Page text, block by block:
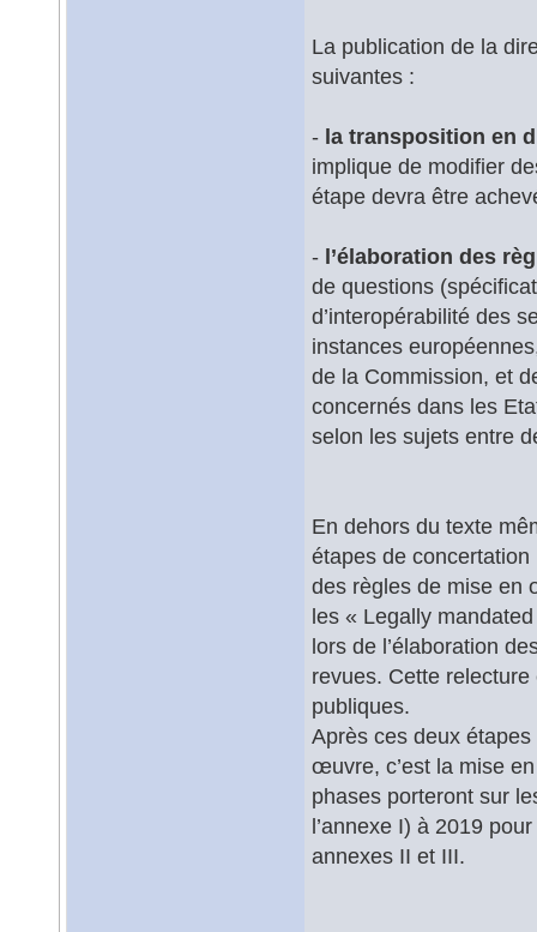
La publication de la
suivantes :
- la transposition en
implique de modifier
étape devra être
- l’élaboration des
de questions
d’interopérabilité des
instances
de la Commission, et
concernés dans les
selon les sujets entre
En dehors du texte
étapes de concertation
des règles de mise en
les « Legally
lors de l’élaboration
revues. Cette
publiques.
Après ces deux
œuvre, c’est la mise
phases porteront sur
l’annexe I) à 2019
annexes II et III.